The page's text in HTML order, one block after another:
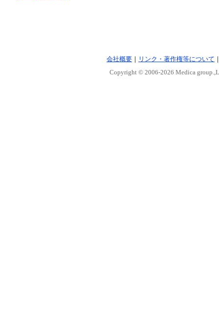
会社概要 ｜ リンク・著作権等について
Copyright © 2006-2026 Medica